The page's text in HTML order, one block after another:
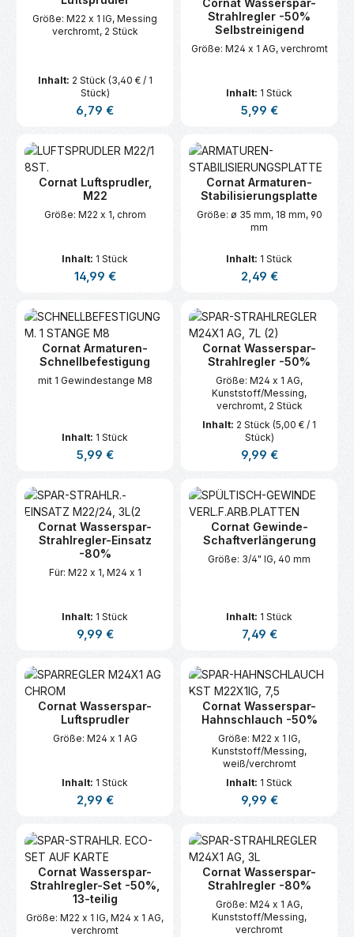
Größe: M22 x 1 IG, Messing
verchromt, 2 Stück
Inhalt: 2 Stück (3,40 € / 1
Stück)
Regulärer Preis:
6,79 €
Strahlregler -50%
Selbstreinigend
Größe: M24 x 1 AG, verchromt
Inhalt: 1 Stück
Regulärer Preis:
5,99 €
Cornat Luftsprudler,
M22
Größe: M22 x 1, chrom
Inhalt: 1 Stück
Regulärer Preis:
14,99 €
Cornat Armaturen-
Stabilisierungsplatte
Größe: ø 35 mm, 18 mm, 90
mm
Inhalt: 1 Stück
Regulärer Preis:
2,49 €
Cornat Armaturen-
Schnellbefestigung
mit 1 Gewindestange M8
Inhalt: 1 Stück
Regulärer Preis:
5,99 €
Cornat Wasserspar-
Strahlregler -50%
Größe: M24 x 1 AG,
Kunststoff/Messing,
verchromt, 2 Stück
Inhalt: 2 Stück (5,00 € / 1
Stück)
Regulärer Preis:
9,99 €
Cornat Wasserspar-
Strahlregler-Einsatz
-80%
Für: M22 x 1, M24 x 1
Inhalt: 1 Stück
Regulärer Preis:
9,99 €
Cornat Gewinde-
Schaftverlängerung
Größe: 3/4" IG, 40 mm
Inhalt: 1 Stück
Regulärer Preis:
7,49 €
Cornat Wasserspar-
Luftsprudler
Größe: M24 x 1 AG
Inhalt: 1 Stück
Regulärer Preis:
2,99 €
Cornat Wasserspar-
Hahnschlauch -50%
Größe: M22 x 1 IG,
Kunststoff/Messing,
weiß/verchromt
Inhalt: 1 Stück
Regulärer Preis:
9,99 €
Cornat Wasserspar-
Strahlregler-Set -50%,
13-teilig
Größe: M22 x 1 IG, M24 x 1 AG,
verchromt
Cornat Wasserspar-
Strahlregler -80%
Größe: M24 x 1 AG,
Kunststoff/Messing,
verchromt